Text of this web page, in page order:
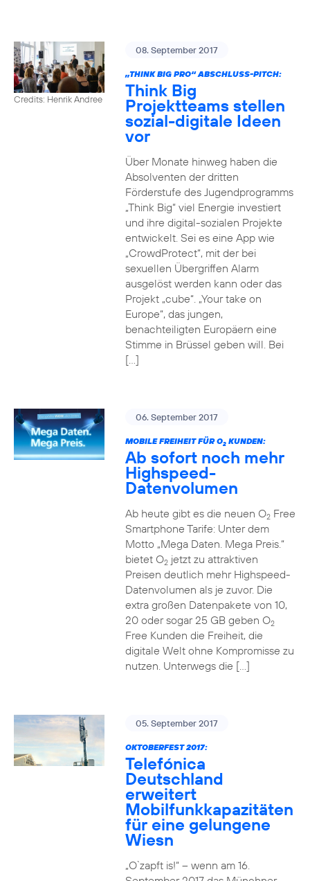
Credits: Henrik Andree
08. September 2017
„THINK BIG PRO“ ABSCHLUSS-PITCH:
Think Big
Projektteams stellen
sozial-digitale Ideen
vor
Über Monate hinweg haben die
Absolventen der dritten
Förderstufe des Jugendprogramms
„Think Big“ viel Energie investiert
und ihre digital-sozialen Projekte
entwickelt. Sei es eine App wie
„CrowdProtect“, mit der bei
sexuellen Übergriffen Alarm
ausgelöst werden kann oder das
Projekt „cube“. „Your take on
Europe“, das jungen,
benachteiligten Europäern eine
Stimme in Brüssel geben will. Bei
[…]
06. September 2017
MOBILE FREIHEIT FÜR O2KUNDEN:
Ab sofort noch mehr
Highspeed-
Datenvolumen
Ab heute gibt es die neuen O2Free
Smartphone Tarife: Unter dem
Motto „Mega Daten. Mega Preis.“
bietet O2jetzt zu attraktiven
Preisen deutlich mehr Highspeed-
Datenvolumen als je zuvor. Die
extra großen Datenpakete von 10,
20 oder sogar 25 GB geben O2
Free Kunden die Freiheit, die
digitale Welt ohne Kompromisse zu
nutzen. Unterwegs die […]
05. September 2017
OKTOBERFEST 2017:
Telefónica
Deutschland
erweitert
Mobilfunkkapazitäten
für eine gelungene
Wiesn
„O`zapft is!“ – wenn am 16.